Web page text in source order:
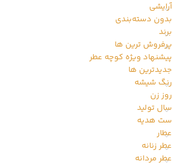
آرایشی
بدون دسته‌بندی
برند
پرفروش ترین ها
پیشنهاد ویژه کوچه عطر
جدیدترین ها
رنگ شیشه
روز زن
سال تولید
ست هدیه
عطار
عطر زنانه
عطر مردانه